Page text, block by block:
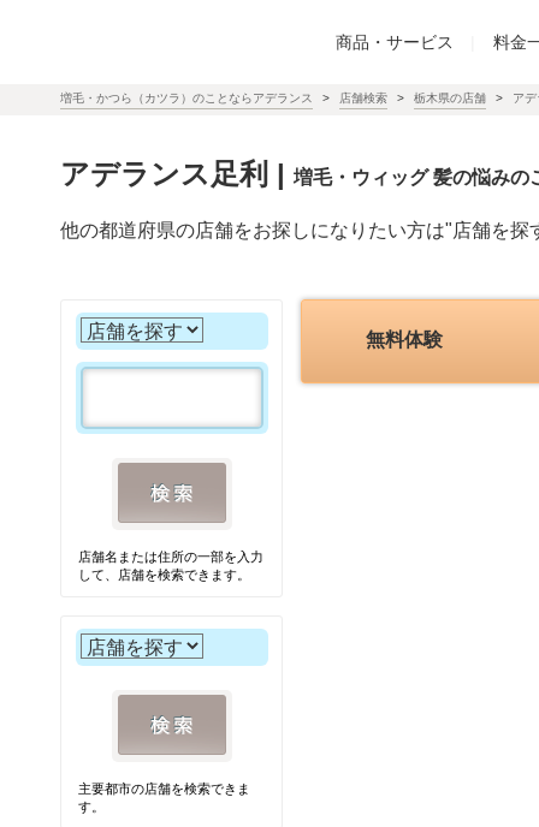
商品・サービス 料
増毛・かつら（カツラ）のことならアデランス 店舗検索 栃木県の店舗 ア
アデランス足利 | 増毛・ウィッグ 髪の悩みの
他の都道府県の店舗をお探しになりたい方は"店舗を
店舗名または住所の一部を入力
して、店舗を検索できます。
主要都市の店舗を検索できま
す。
無料体験